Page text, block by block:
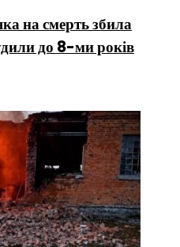
на смерть збила
до 8-ми років